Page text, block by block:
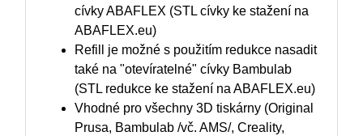
cívky ABAFLEX (STL cívky ke stažení na
ABAFLEX.eu)
Refill je možné s použitím redukce nasadit
také na "otevíratelné" cívky Bambulab
(STL redukce ke stažení na ABAFLEX.eu)
Vhodné pro všechny 3D tiskárny (Original
Prusa, Bambulab /vč. AMS/, Creality,